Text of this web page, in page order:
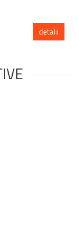
detalii